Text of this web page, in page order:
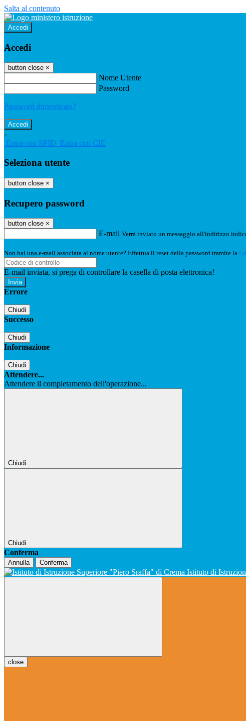
Salta al contenuto
Accedi
Accedi
button close ×
Nome Utente
Password
Password dimenticata?
-
Entra con SPID Entra con CIE
Seleziona utente
button close ×
Recupero password
button close ×
E-mail Verrà inviato un messaggio all'indirizzo
Non hai una e-mail associata al nome utente? Effettua il reset della password tramite la
E-mail inviata, si prega di controllare la casella di posta elettronica!
Errore
Chiudi
Successo
Chiudi
Informazione
Chiudi
Attendere...
Attendere il completamento dell'operazione...
Chiudi
Chiudi
Conferma
Annulla Conferma
Istituto di
close